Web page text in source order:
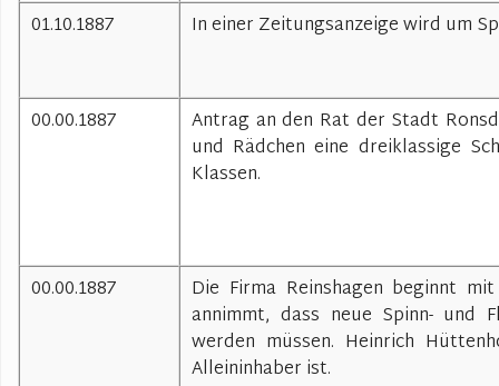
01.10.1887 In einer Zeitungsanzeige wird um
00.00.1887
Antrag an den Rat der Stadt
und Rädchen eine dreiklassige
Klassen.
00.00.1887
Die Firma Reinshagen beginnt
annimmt, dass neue Spinn- und
werden müssen. Heinrich
Alleininhaber ist.